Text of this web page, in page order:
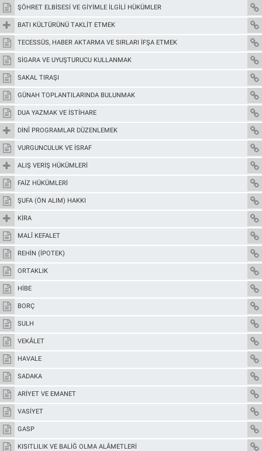
ŞÖHRET ELBİSESİ VE GİYİMLE İLGİLİ HÜKÜMLER
BATI KÜLTÜRÜNÜ TAKLİT ETMEK
TECESSÜS, HABER AKTARMA VE SIRLARI İFŞA ETMEK
SİGARA VE UYUŞTURUCU KULLANMAK
SAKAL TIRAŞI
GÜNAH TOPLANTILARINDA BULUNMAK
DUA YAZMAK VE İSTİHARE
DİNÎ PROGRAMLAR DÜZENLEMEK
VURGUNCULUK VE İSRAF
ALIŞ VERİŞ HÜKÜMLERİ
FAİZ HÜKÜMLERİ
ŞUFA (ÖN ALIM) HAKKI
KİRA
MALÎ KEFALET
REHİN (İPOTEK)
ORTAKLIK
HİBE
BORÇ
SULH
VEKÂLET
HAVALE
SADAKA
ARİYET VE EMANET
VASİYET
GASP
KISITLILIK VE BALİĞ OLMA ALÂMETLERİ